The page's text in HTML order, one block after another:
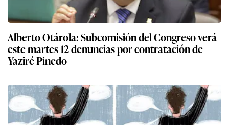
Alberto Otárola: Subcomisión del Congreso verá
este martes 12 denuncias por contratación de
Yaziré Pinedo